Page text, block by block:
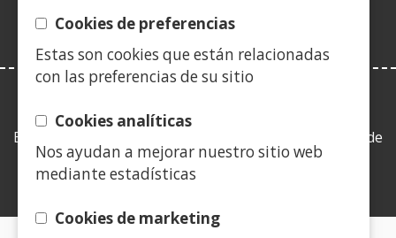
Cookies de preferencias
Estas son cookies que están relacionadas
con las preferencias de su sitio
Cookies analíticas
Nos ayudan a mejorar nuestro sitio web
mediante estadísticas
Cookies de marketing
Esta web se ajusta a lo establecido en la Ley 19/2013, de
9 de diciembre, de transparencia, acceso a la
información pública y buen gobierno.